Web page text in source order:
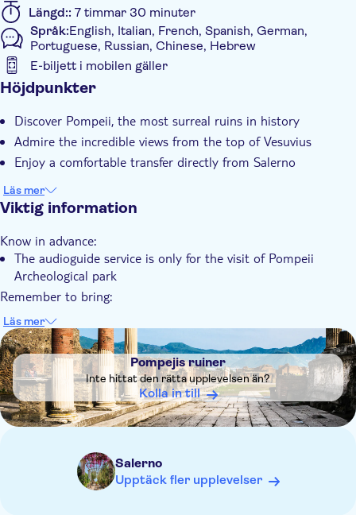
Längd:: 7 timmar 30 minuter
Språk:English, Italian, French, Spanish, German,
Portuguese, Russian, Chinese, Hebrew
E-biljett i mobilen gäller
Ytterligare information
Entréavgift ingår
Med ljudguide
Höjdpunkter
Discover Pompeii, the most surreal ruins in history
Admire the incredible views from the top of Vesuvius
Enjoy a comfortable transfer directly from Salerno
Läs mer
Viktig information
Know in advance:
The audioguide service is only for the visit of Pompeii
Archeological park
Remember to bring:
Läs mer
DSA1Pompejis ruiner
Pompejis ruiner
Inte hittat den rätta upplevelsen än?
Kolla in till
Salerno
Upptäck fler upplevelser